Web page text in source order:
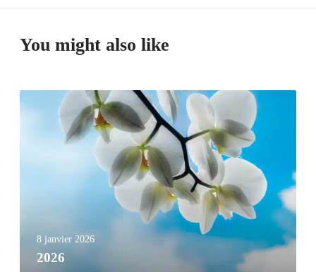
You might also like
8 janvier 2026
2026